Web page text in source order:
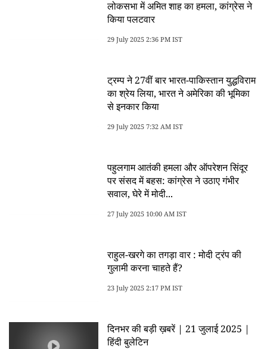
लोकसभा में अमित शाह का हमला, कांग्रेस ने
किया पलटवार
29 July 2025 2:36 PM IST
ट्रम्प ने 27वीं बार भारत-पाकिस्तान युद्धविराम
का श्रेय लिया, भारत ने अमेरिका की भूमिका
से इनकार किया
29 July 2025 7:32 AM IST
पहुलगाम आतंकी हमला और ऑपरेशन सिंदूर
पर संसद में बहस: कांग्रेस ने उठाए गंभीर
सवाल, घेरे में मोदी...
27 July 2025 10:00 AM IST
राहुल-खरगे का तगड़ा वार : मोदी ट्रंप की
गुलामी करना चाहते हैं?
23 July 2025 2:17 PM IST
दिनभर की बड़ी ख़बरें | 21 जुलाई 2025 |
हिंदी बुलेटिन